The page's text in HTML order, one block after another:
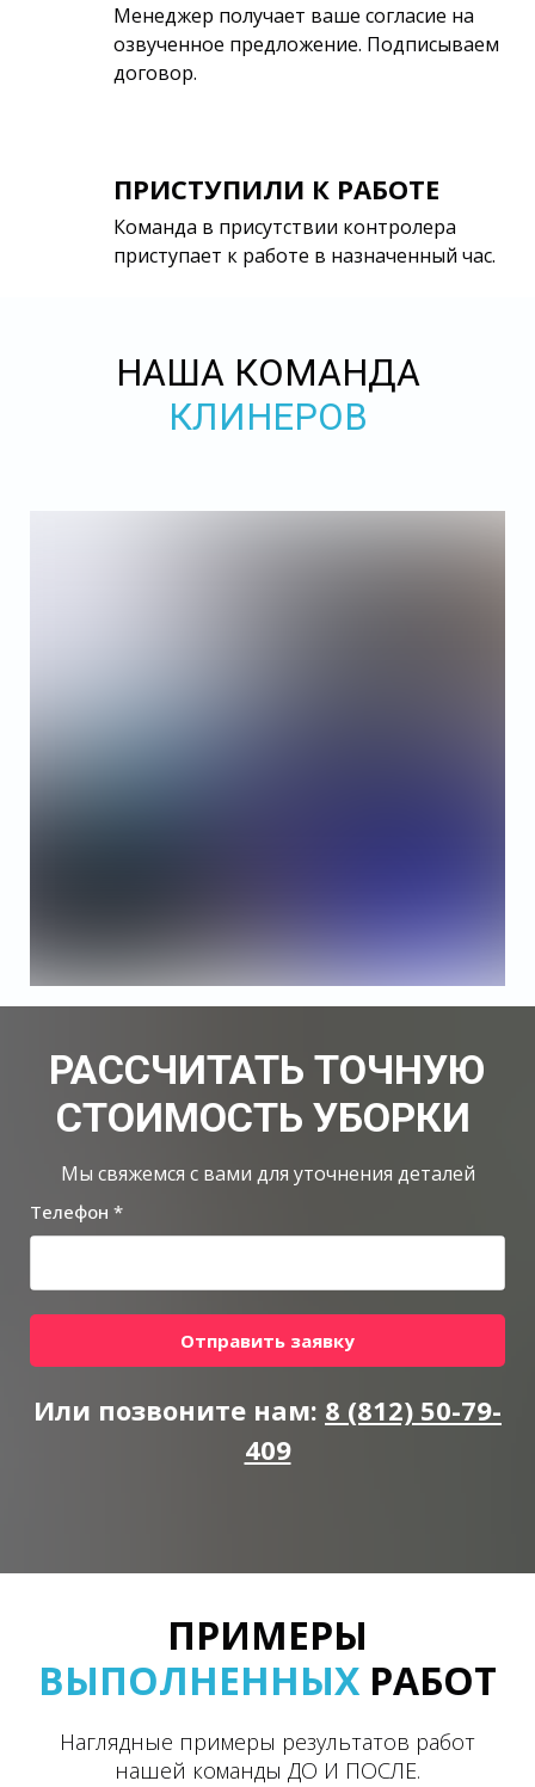
Менеджер получает ваше согласие на
озвученное предложение. Подписываем
договор.
ПРИСТУПИЛИ К РАБОТЕ
Команда в присутствии контролера
приступает к работе в назначенный час.
НАША КОМАНДА
КЛИНЕРОВ
РАССЧИТАТЬ ТОЧНУЮ
СТОИМОСТЬ УБОРКИ
Мы свяжемся с вами для уточнения деталей
Телефон *
Отправить заявку
Или позвоните нам: 8 (812) 50-79-
409
ПРИМЕРЫ
ВЫПОЛНЕННЫХ РАБОТ
Наглядные примеры результатов работ
нашей команды ДО И ПОСЛЕ.